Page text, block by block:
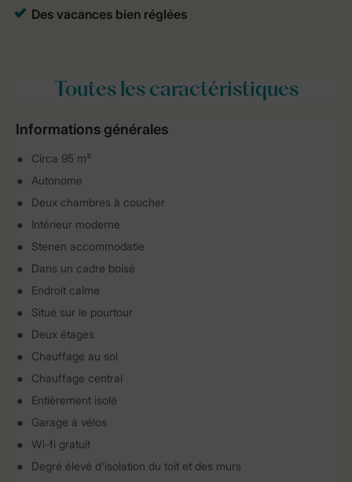
Toutesles caractéristiques
Informations générales
Circa 95 m²
Autonome
Deux chambres à coucher
Intérieur moderne
Stenen accommodatie
Dans un cadre boisé
Endroit calme
Situé sur le pourtour
Deux étages
Chauffage au sol
Chauffage central
Entièrement isolé
Garage à vélos
Wi-fi gratuit
Degré élevé d'isolation du toit et des murs